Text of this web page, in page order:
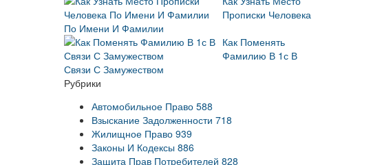
Прописки Человека
По Имени И Фамилии
Как Поменять
Фамилию В 1с В
Связи С Замужеством
Рубрики
Автомобильное Право 588
Взыскание Задолженности 718
Жилищное Право 939
Законы И Кодексы 886
Защита Прав Потребителей 828